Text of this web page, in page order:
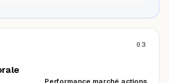
03
Performance marché actions